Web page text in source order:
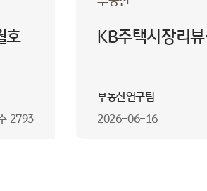
호
2793
KB주택시장리
부동산연구팀
2026-06-16